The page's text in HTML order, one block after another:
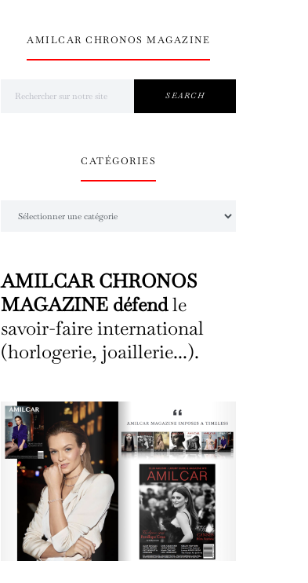
AMILCAR CHRONOS MAGAZINE
SEARCH
CATÉGORIES
AMILCAR CHRONOS
MAGAZINE défendle
savoir-faire international
(horlogerie, joaillerie...).